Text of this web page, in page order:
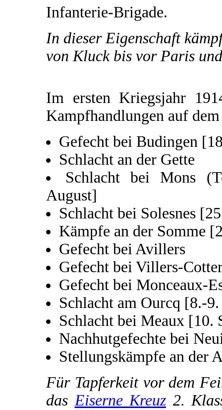
Infanterie-Brigade.
In dieser Eigenschaft
von Kluck bis vor Paris
Im ersten Kriegsjahr
Kampfhandlungen auf
Gefecht bei Budingen
Schlacht an der Gette
Schlacht bei Mons
August]
Schlacht bei Solesnes
Kämpfe an der Somme
Gefecht bei Avillers
Gefecht bei Villers-
Gefecht bei Monceaux-
Schlacht am Ourcq [8.-
Schlacht bei Meaux [10.
Nachhutgefechte bei
Stellungskämpfe an der
Für Tapferkeit vor dem
das Eiserne Kreuz 2.